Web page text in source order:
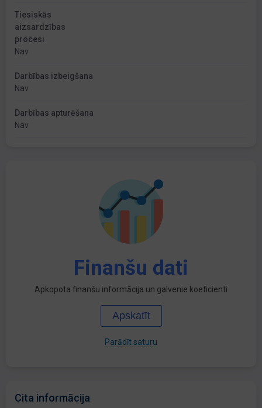
Tiesiskās
aizsardzības
procesi
Nav
Darbības izbeigšana
Nav
Darbības apturēšana
Nav
Finanšu dati
Apkopota finanšu informācija un galvenie koeficienti
Apskatīt
Parādīt saturu
Cita informācija